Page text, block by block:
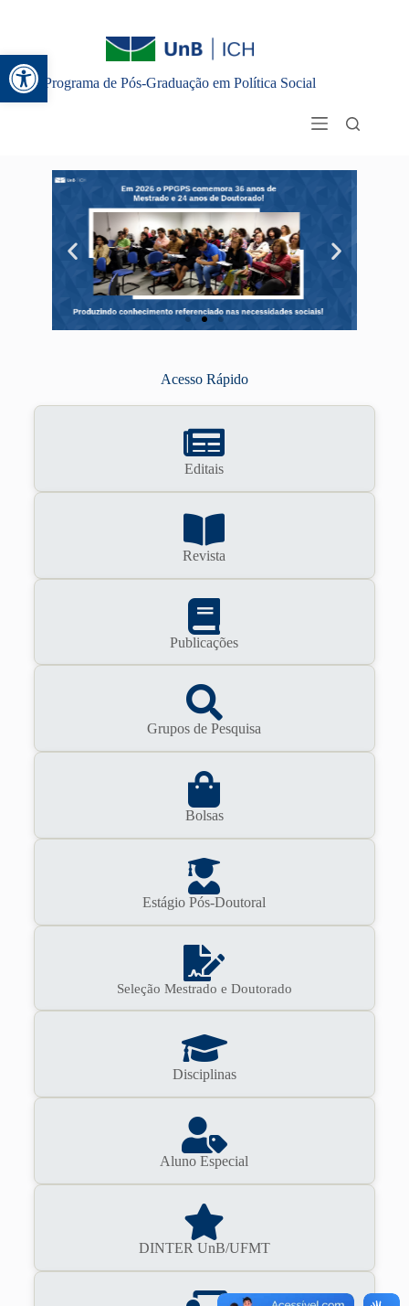
Abrir a barra de ferramentas
Programa de Pós-Graduação em Política Social
Acesso Rápido
Editais
Revista
Publicações
Grupos de Pesquisa
Bolsas
Estágio Pós-Doutoral
Seleção Mestrado e Doutorado
Disciplinas
Aluno Especial
DINTER UnB/UFMT